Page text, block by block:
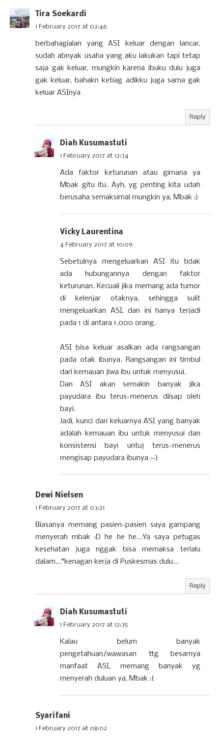
Tira Soekardi
1 February 2017 at 02:46
berbahagialan yang ASI keluar dengan lancar,
sudah abnyak usaha yang aku lakukan tapi tetap
saja gak keluar, mungkin karena ibuku dulu juga
gak keluar, bahakn ketiag adikku juga sama gak
keluar ASInya
Reply
Diah Kusumastuti
1 February 2017 at 12:34
Ada faktor keturunan atau gimana ya
Mbak gitu itu. Ayh, yg penting kita udah
berusaha semaksimal mungkin ya, Mbak :)
Vicky Laurentina
4 February 2017 at 10:09
Sebetulnya mengeluarkan ASI itu tidak
ada hubungannya dengan faktor
keturunan. Kecuali jika memang ada tumor
di kelenjar otaknya, sehingga sulit
mengeluarkan ASI, dan ini hanya terjadi
pada 1 di antara 1.000 orang.
ASI bisa keluar asalkan ada rangsangan
pada otak ibunya. Rangsangan ini timbul
dari kemauan jiwa ibu untuk menyusui.
Dan ASI akan semakin banyak jika
payudara ibu terus-menerus diisap oleh
bayi.
Jadi, kunci dari keluarnya ASI yang banyak
adalah kemauan ibu untuk menyusui dan
konsistensi bayi untuj terus-menerus
mengisap payudara ibunya :-)
Dewi Nielsen
1 February 2017 at 03:21
Biasanya memang pasien-pasien saya gampang
menyerah mbak :D he he he...Ya saya petugas
kesehatan juga nggak bisa memaksa terlalu
dalam...*kenagan kerja di Puskesmas dulu...
Reply
Diah Kusumastuti
1 February 2017 at 12:35
Kalau belum banyak
pengetahuan/wawasan ttg besarnya
manfaat ASI, memang banyak yg
menyerah duluan ya, Mbak :(
Syarifani
1 February 2017 at 08:02